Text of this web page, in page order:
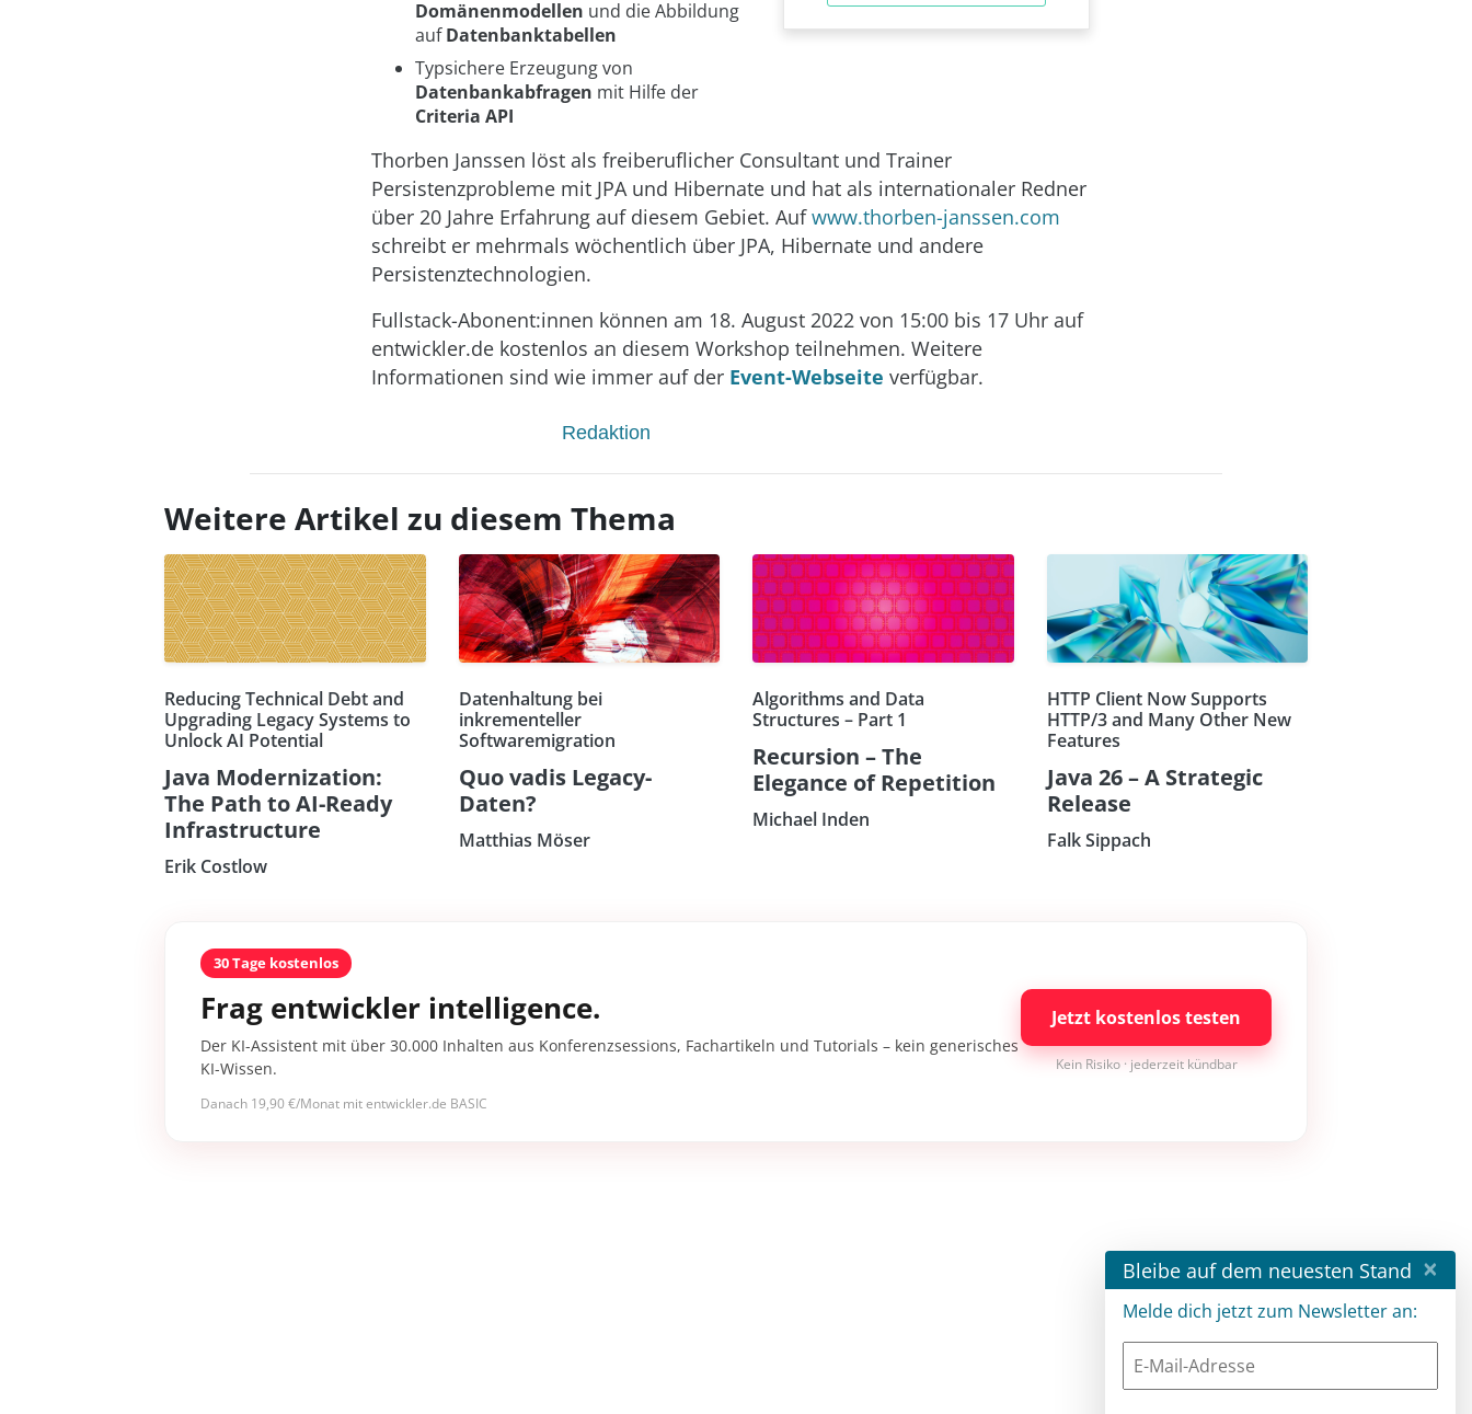
Domänenmodellen und die Abbildung
aufDatenbanktabellen
Typsichere Erzeugung von
Datenbankabfragen mit Hilfe der
Criteria API
Thorben Janssen löst als freiberuflicher Consultant und Trainer
Persistenzprobleme mit JPA und Hibernate und hat als internationaler Redner
über 20 Jahre Erfahrung auf diesem Gebiet. Aufwww.thorben-janssen.com
schreibt er mehrmals wöchentlich über JPA, Hibernate und andere
Persistenztechnologien.
Fullstack-Abonent:innen können am 18. August 2022 von 15:00 bis 17 Uhr auf
entwickler.de kostenlos an diesem Workshop teilnehmen. Weitere
Informationen sind wie immer auf der Event-Webseite verfügbar.
Redaktion
Weitere Artikel zu diesem Thema
Reducing Technical Debt and
Upgrading Legacy Systems to
Unlock AI Potential
Java Modernization:
The Path to AI-Ready
Infrastructure
Erik Costlow
Datenhaltung bei
inkrementeller
Softwaremigration
Quo vadis Legacy-
Daten?
Matthias Möser
Algorithms and Data
Structures – Part 1
Recursion – The
Elegance of Repetition
Michael Inden
HTTP Client Now Supports
HTTP/3 and Many Other New
Features
Java 26 – A Strategic
Release
Falk Sippach
30 Tage kostenlos
Frag entwickler intelligence.
Der KI-Assistent mit über 30.000 Inhalten aus Konferenzsessions, Fachartikeln und Tutorials – kein generisches
KI-Wissen.
Danach 19,90 €/Monat mit entwickler.de BASIC
Jetzt kostenlos testen
Kein Risiko · jederzeit kündbar
Bleibe auf dem neuesten Stand ×
Melde dich jetzt zum Newsletter an: